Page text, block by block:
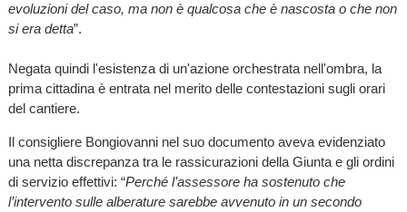
evoluzioni del caso, ma non è qualcosa che è nascosta o che non
si era detta”.
Negata quindi l'esistenza di un'azione orchestrata nell'ombra, la
prima cittadina è entrata nel merito delle contestazioni sugli orari
del cantiere.
Il consigliere Bongiovanni nel suo documento aveva evidenziato
una netta discrepanza tra le rassicurazioni della Giunta e gli ordini
di servizio effettivi: “Perché l’assessore ha sostenuto che
l’intervento sulle alberature sarebbe avvenuto in un secondo